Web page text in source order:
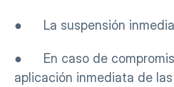
●      La suspensión
●      En caso de
aplicación inmediata de